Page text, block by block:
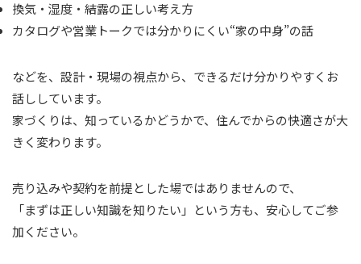
換気・湿度・結露の正しい考え方
カタログや営業トークでは分かりにくい“家の中身”の話
などを、設計・現場の視点から、できるだけ分かりやすくお
話ししています。
家づくりは、知っているかどうかで、住んでからの快適さが大
きく変わります。
売り込みや契約を前提とした場ではありませんので、
「まずは正しい知識を知りたい」という方も、安心してご参
加ください。